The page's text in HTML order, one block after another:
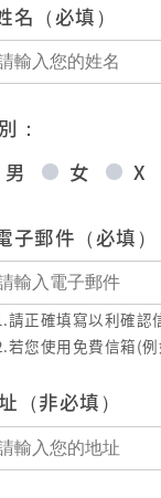
名（必填）
：
男
女 X
子郵件（必填）
請正確填寫以利確認
若您使用免費信箱(
（非必填）